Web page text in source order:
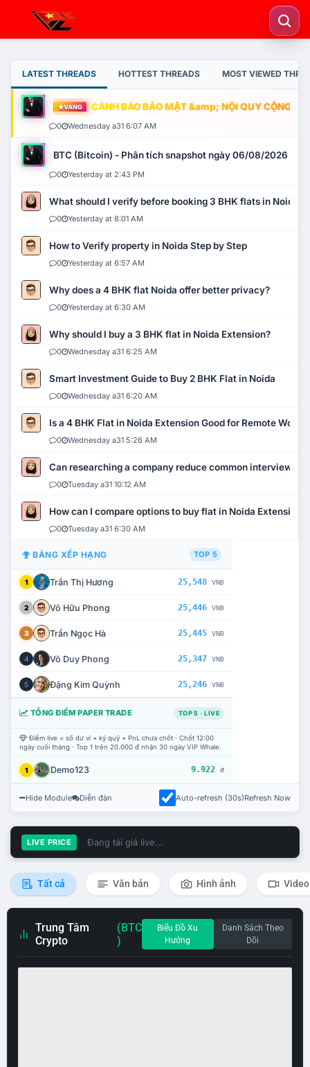
LATEST THREADS HOTTEST THREADS MOST VIEWED
VÀNG CẢNH BÁO BẢO MẬT &amp; NỘI QUY CỘNG
0 Wednesday a31 6:07 AM
BTC (Bitcoin) - Phân tích snapshot ngày 06/08/2026
0 Yesterday at 2:43 PM
What should I verify before booking 3 BHK flats in Noida?
0 Yesterday at 8:01 AM
How to Verify property in Noida Step by Step
0 Yesterday at 6:57 AM
Why does a 4 BHK flat Noida offer better privacy?
0 Yesterday at 6:30 AM
Why should I buy a 3 BHK flat in Noida Extension?
0 Wednesday a31 6:25 AM
Smart Investment Guide to Buy 2 BHK Flat in Noida
0 Wednesday a31 6:20 AM
Is a 4 BHK Flat in Noida Extension Good for Remote Work?
0 Wednesday a31 5:26 AM
Can researching a company reduce common interview
0 Tuesday a31 10:12 AM
How can I compare options to buy flat in Noida Extension?
0 Tuesday a31 6:30 AM
BẢNG XẾP HẠNG TOP 5
1 Trần Thị Hương 25,548 VNĐ
2 Võ Hữu Phong 25,446 VNĐ
3 Trần Ngọc Hà 25,445 VNĐ
4 Võ Duy Phong 25,347 VNĐ
5 Đặng Kim Quỳnh 25,246 VNĐ
TỔNG ĐIỂM PAPER TRADE TOP 5 · LIVE
Điểm live = số dư ví + ký quỹ + PnL chưa chốt · Chốt 12:00
ngày cuối tháng · Top 1 trên 20.000 đ nhận 30 ngày VIP Whale.
1 Demo123 9.922 đ
Hide Module Diễn đàn Auto-refresh (30s)Refresh Now
LIVE PRICE Đang tải giá live...
Tất cả Văn bản Hình ảnh Video
Trung Tâm
Crypto
(BTC
)
Biểu Đồ Xu
Hướng
Danh Sách Theo
Dõi